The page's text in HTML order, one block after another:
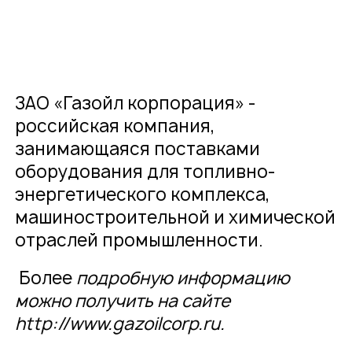
ЗАО «Газойл корпорация» -
российская компания,
занимающаяся поставками
оборудования для топливно-
энергетического комплекса,
машиностроительной и химической
отраслей промышленности.
Более подробную информацию
можно получить на сайте
http://www.gazoilcorp.ru.